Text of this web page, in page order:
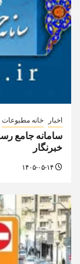
اخبار خانه مطبوعات
سامانه جامع
خبرنگار